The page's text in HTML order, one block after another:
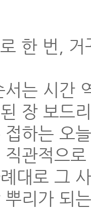
한 번,
는 시간
장 보드
접하는 오
직관적으
대로 그
뿌리가 되